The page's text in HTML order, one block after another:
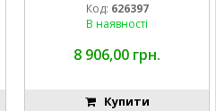
Код: 626397
В наявності
8 906,00 грн.
Купити